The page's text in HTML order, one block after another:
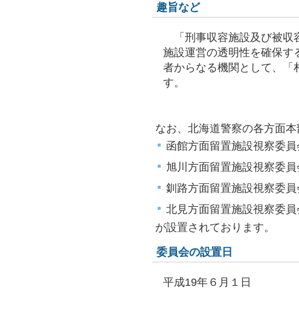
趣旨など
「刑事収容施設及び被収
施設運営の透明性を確保す
者からなる機関として、「
す。
なお、北海道警察の各方面
函館方面留置施設視察委員
旭川方面留置施設視察委員
釧路方面留置施設視察委員
北見方面留置施設視察委員
が設置されております。
委員会の設置日
平成19年６月１日